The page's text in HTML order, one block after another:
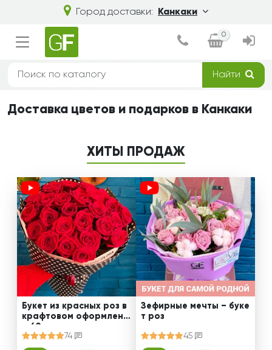
Город доставки: Канкаки
0
Найти
Доставка цветов и подарков в Канкаки
ХИТЫ ПРОДАЖ
Букет из красных роз в
крафтовом оформлени
и 60 см
74
Зефирные мечты – буке
т роз
45